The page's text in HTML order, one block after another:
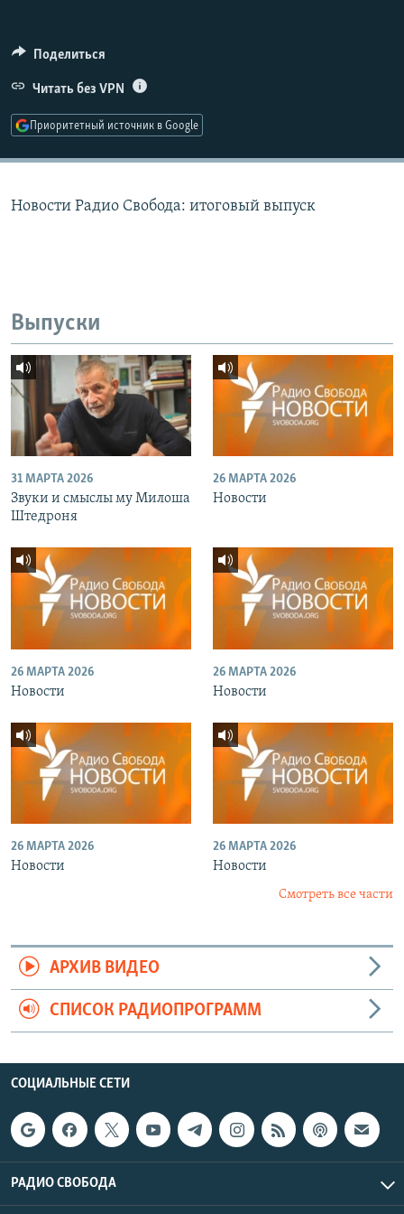
ПОДПИШИТЕСЬ НА РАССЫЛКУ
СОЦИАЛЬНЫЕ СЕТИ
Поделиться
Читать без VPN
Приоритетный источник в Google
Новости Радио Свобода: итоговый выпуск
Выпуски
31 МАРТА 2026
Звуки и смыслы му Милоша
Штедроня
26 МАРТА 2026
Новости
26 МАРТА 2026
Новости
26 МАРТА 2026
Новости
26 МАРТА 2026
Новости
26 МАРТА 2026
Новости
Смотреть все части
АРХИВ ВИДЕО
СПИСОК РАДИОПРОГРАММ
СОЦИАЛЬНЫЕ СЕТИ
РАДИО СВОБОДА